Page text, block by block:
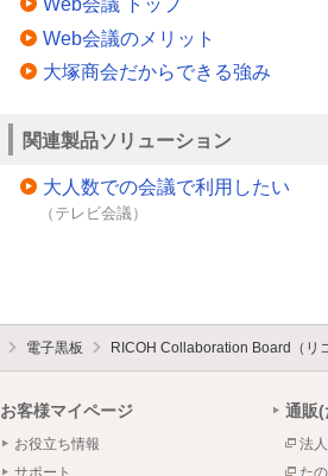
Web会議 トップ
Web会議のメリット
大塚商会だからできる強み
関連製品ソリューション
大人数での会議で利用したい
（テレビ会議）
電子黒板 RICOH Collaboration Board（リ
お客様マイページ
お役立ち情報
通販(
法